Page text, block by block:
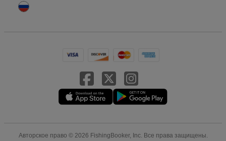
Авторское право © 2026 FishingBooker, Inc. Все права защищены.